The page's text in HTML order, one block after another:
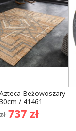
Beżowoszary
/ 41461
Cena
737 zł